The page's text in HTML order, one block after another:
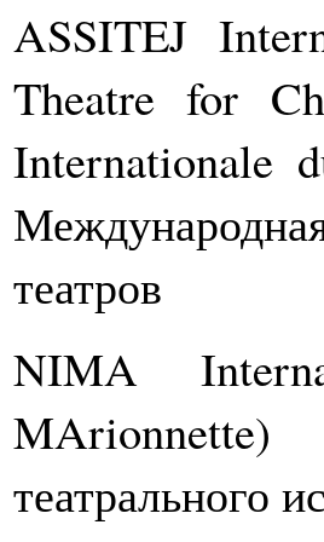
ASSITEJ
Theatre for
Internationale
театров
NIMA
театрального